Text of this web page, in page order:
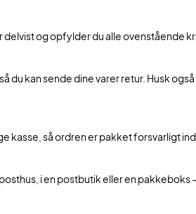
og opfylder du alle ovenstående
du kan sende dine varer retur. Husk
kasse, så ordren er pakket forsvarligt
i en postbutik eller en pakkeboks